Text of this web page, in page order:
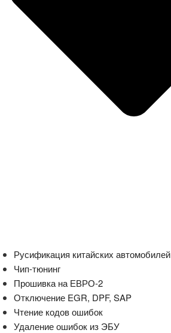
Русификация китайских автомобилей
Чип-тюнинг
Прошивка на ЕВРО-2
Отключение EGR, DPF, SAP
Чтение кодов ошибок
Удаление ошибок из ЭБУ